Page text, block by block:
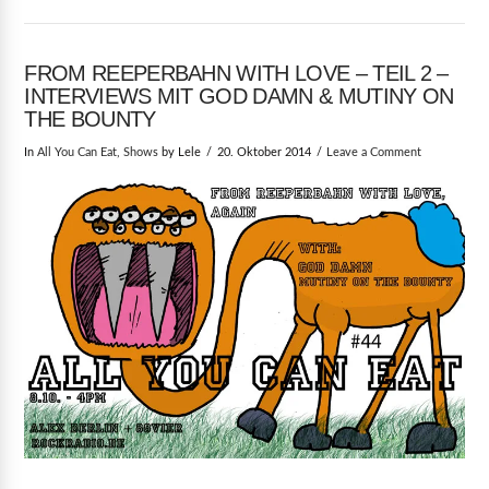
FROM REEPERBAHN WITH LOVE – TEIL 2 –
INTERVIEWS MIT GOD DAMN & MUTINY ON
THE BOUNTY
InAll You Can Eat ,Shows by Lele 20. Oktober 2014 Leave a Comment